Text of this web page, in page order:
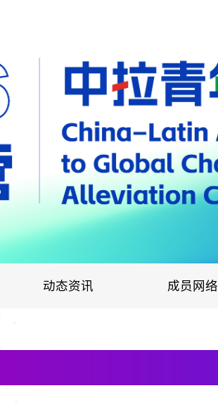
动态资讯 成员网络